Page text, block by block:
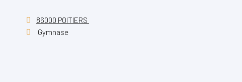
86000 POITIERS
Gymnase